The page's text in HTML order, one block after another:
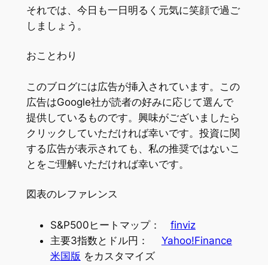
それでは、今日も一日明るく元気に笑顔で過ご
しましょう。
おことわり
このブログには広告が挿入されています。この
広告はGoogle社が読者の好みに応じて選んで
提供しているものです。興味がございましたら
クリックしていただければ幸いです。投資に関
する広告が表示されても、私の推奨ではないこ
とをご理解いただければ幸いです。
図表のレファレンス
S&P500ヒートマップ： finviz
主要3指数とドル円： Yahoo!Finance
米国版 をカスタマイズ